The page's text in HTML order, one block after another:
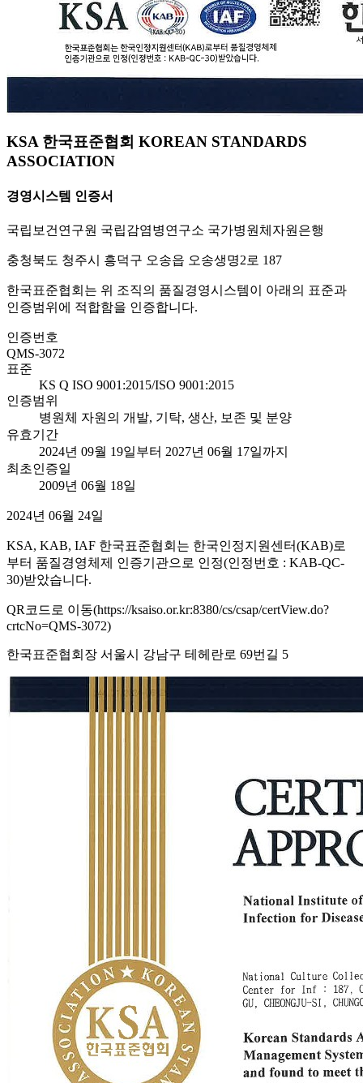
KSA 한국표준협회 KOREAN STANDARDS
ASSOCIATION
경영시스템 인증서
국립보건연구원 국립감염병연구소 국가병원체자원은행
충청북도 청주시 흥덕구 오송읍 오송생명2로 187
한국표준협회는 위 조직의 품질경영시스템이 아래의 표준과
인증범위에 적합함을 인증합니다.
인증번호
QMS-3072
표준
KS Q ISO 9001:2015/ISO 9001:2015
인증범위
병원체 자원의 개발, 기탁, 생산, 보존 및 분양
유효기간
2024년 09월 19일부터 2027년 06월 17일까지
최초인증일
2009년 06월 18일
2024년 06월 24일
KSA, KAB, IAF 한국표준협회는 한국인정지원센터(KAB)로
부터 품질경영체제 인증기관으로 인정(인정번호 : KAB-QC-
30)받았습니다.
QR코드로 이동(https://ksaiso.or.kr:8380/cs/csap/certView.do?
crtcNo=QMS-3072)
한국표준협회장 서울시 강남구 테헤란로 69번길 5